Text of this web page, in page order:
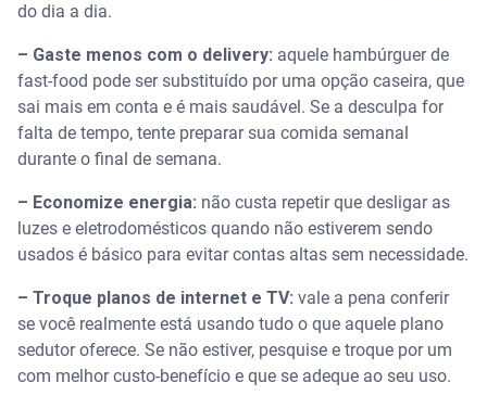
do dia a dia.
– Gaste menos com o delivery: aquele hambúrguer de
fast-food pode ser substituído por uma opção caseira, que
sai mais em conta e é mais saudável. Se a desculpa for
falta de tempo, tente preparar sua comida semanal
durante o final de semana.
– Economize energia: não custa repetir que desligar as
luzes e eletrodomésticos quando não estiverem sendo
usados é básico para evitar contas altas sem necessidade.
– Troque planos de internet e TV: vale a pena conferir
se você realmente está usando tudo o que aquele plano
sedutor oferece. Se não estiver, pesquise e troque por um
com melhor custo-benefício e que se adeque ao seu uso.